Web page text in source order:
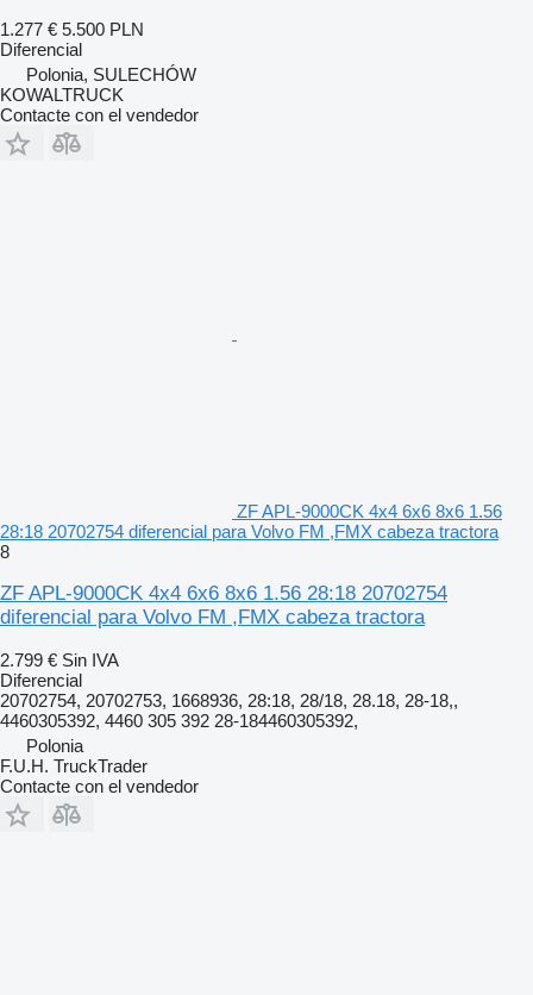
1.277 € 5.500 PLN
Diferencial
Polonia, SULECHÓW
KOWALTRUCK
Contacte con el vendedor
ZF APL-9000CK 4x4 6x6 8x6 1.56
28:18 20702754 diferencial para Volvo FM ,FMX cabeza tractora
8
ZF APL-9000CK 4x4 6x6 8x6 1.56 28:18 20702754
diferencial para Volvo FM ,FMX cabeza tractora
2.799 € Sin IVA
Diferencial
20702754, 20702753, 1668936, 28:18, 28/18, 28.18, 28-18,,
4460305392, 4460 305 392 28-184460305392,
Polonia
F.U.H. TruckTrader
Contacte con el vendedor